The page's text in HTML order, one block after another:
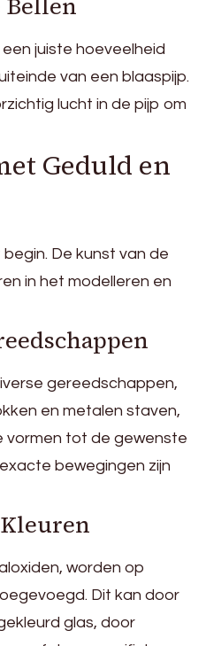
juiste hoeveelheid
van een blaaspijp.
lucht in de pijp om
Geduld en
De kunst van de
in het modelleren en
gereedschappen,
en metalen staven,
vormen tot de gewenste
bewegingen zijn
worden op
Dit kan door
glas, door